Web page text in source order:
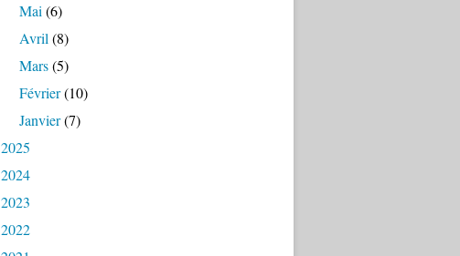
Mai (6)
Avril (8)
Mars(5)
Février(10)
Janvier(7)
2025
2024
2023
2022